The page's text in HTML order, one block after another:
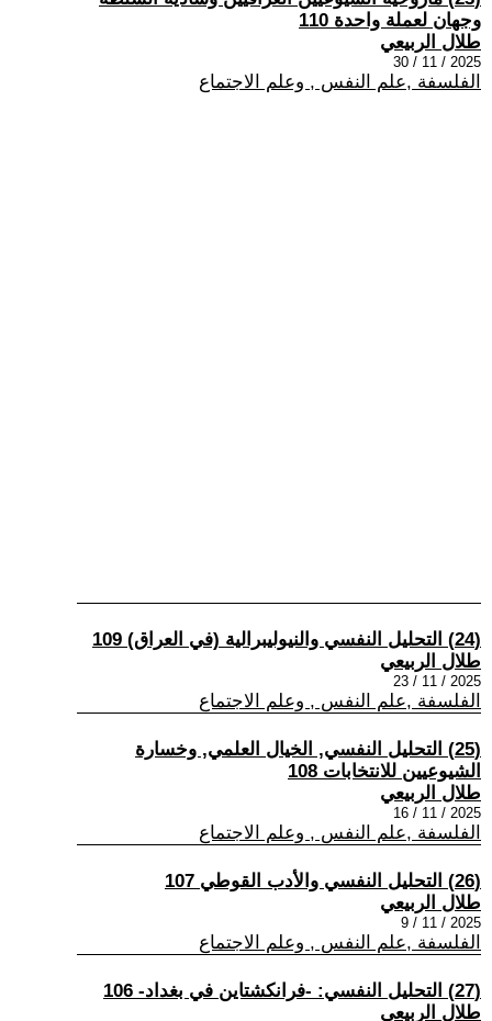
وجهان لعملة واحدة 110
طلال الربيعي
2025 / 11 / 30
الفلسفة ,علم النفس , وعلم الاجتماع
(24) التحليل النفسي والنيوليبرالية (في العراق) 109
طلال الربيعي
2025 / 11 / 23
الفلسفة ,علم النفس , وعلم الاجتماع
(25) التحليل النفسي, الخيال العلمي, وخسارة
الشيوعيين للانتخابات 108
طلال الربيعي
2025 / 11 / 16
الفلسفة ,علم النفس , وعلم الاجتماع
(26) التحليل النفسي والأدب القوطي 107
طلال الربيعي
2025 / 11 / 9
الفلسفة ,علم النفس , وعلم الاجتماع
(27) التحليل النفسي: -فرانكشتاين في بغداد- 106
طلال الربيعي